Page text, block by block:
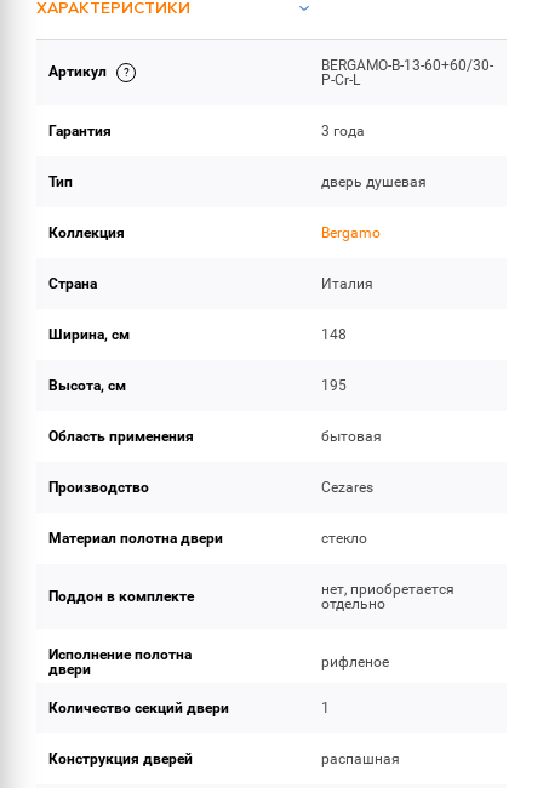
ХАРАКТЕРИСТИКИ
ОБЪЕМ ПОСТАВКИ
Артикул
BERGAMO-B-13-60+60/30-
P-Cr-L
Гарантия 3 года
Тип дверь душевая
Коллекция Bergamo
Страна Италия
Ширина, см 148
Высота, см 195
Область применения бытовая
Производство Cezares
Материал полотна двери стекло
Поддон в комплекте
нет, приобретается
отдельно
Исполнение полотна
двери
рифленое
Количество секций двери 1
Конструкция дверей распашная